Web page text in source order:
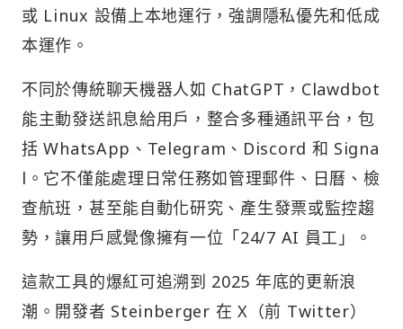
或 Linux 設備上本地運行，強調隱私優先和低成
本運作。
不同於傳統聊天機器人如 ChatGPT，Clawdbot
能主動發送訊息給用戶，整合多種通訊平台，包
括 WhatsApp、Telegram、Discord 和 Signa
l。它不僅能處理日常任務如管理郵件、日曆、檢
查航班，甚至能自動化研究、產生發票或監控趨
勢，讓用戶感覺像擁有一位「24/7 AI 員工」。
這款工具的爆紅可追溯到 2025 年底的更新浪
潮。開發者 Steinberger 在 X（前 Twitter）